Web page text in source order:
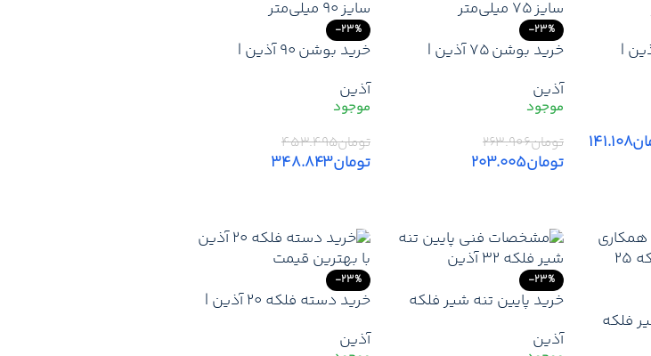
63 آذین |
جدید
۱۴۱.۱۰۸
-23%
خرید بوشن 75 آذین |
آذین -لیست قیمت جدید
آذین + ارسال سریع
آذین
تومان۲۶۳.۹۰۶
تومان۲۰۳.۰۰۵
-23%
خرید بوشن 90 آذین |
آذین -لیست قیمت جدید
آذین + ارسال سریع
آذین
تومان۴۵۳.۴۹۵
تومان۳۴۸.۸۴۳
فلکه
-23%
خرید پایین تنه شیر فلکه
شیر 32 آذین + ارسال فوری
آذین
-23%
خرید دسته فلکه 20 آذین |
+ قیمت عمده + ارسال فوری
آذین